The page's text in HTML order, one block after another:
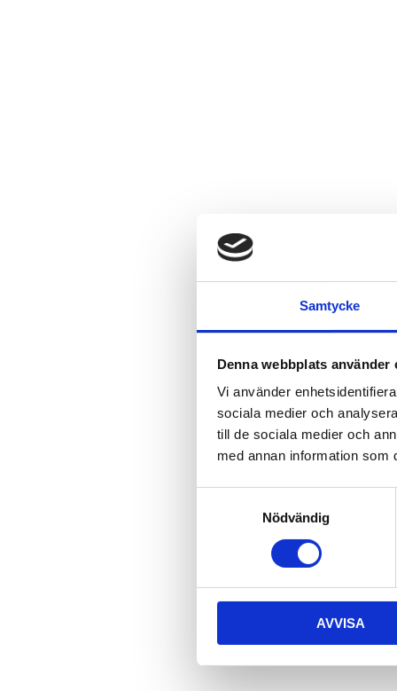
Samtycke
Denna webbplats använder
Vi använder
sociala medier och
till de sociala medier och
med annan information som
s
Nödvändig
AVVISA